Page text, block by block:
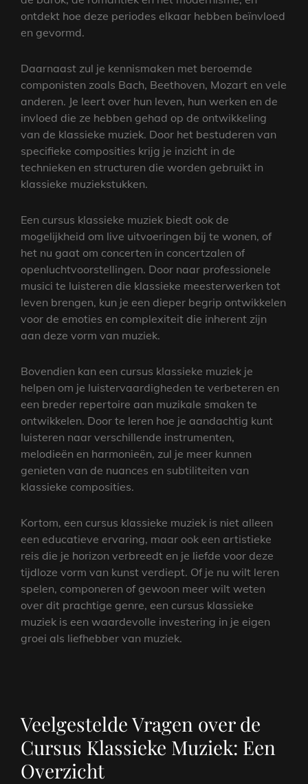
ontdekt hoe deze periodes elkaar hebben beïnvloed
en gevormd.
Daarnaast zul je kennismaken met beroemde
componisten zoals Bach, Beethoven, Mozart en vele
anderen. Je leert over hun leven, hun werken en de
invloed die ze hebben gehad op de ontwikkeling
van de klassieke muziek. Door het bestuderen van
specifieke composities krijg je inzicht in de
technieken en structuren die worden gebruikt in
klassieke muziekstukken.
Een cursus klassieke muziek biedt ook de
mogelijkheid om live uitvoeringen bij te wonen, of
het nu gaat om concerten in concertzalen of
openluchtvoorstellingen. Door naar professionele
musici te luisteren die klassieke meesterwerken tot
leven brengen, kun je een dieper begrip ontwikkelen
voor de emoties en complexiteit die inherent zijn
aan deze vorm van muziek.
Bovendien kan een cursus klassieke muziek je
helpen om je luistervaardigheden te verbeteren en
een breder repertoire aan muzikale smaken te
ontwikkelen. Door te leren hoe je aandachtig kunt
luisteren naar verschillende instrumenten,
melodieën en harmonieën, zul je meer kunnen
genieten van de nuances en subtiliteiten van
klassieke composities.
Kortom, een cursus klassieke muziek is niet alleen
een educatieve ervaring, maar ook een artistieke
reis die je horizon verbreedt en je liefde voor deze
tijdloze vorm van kunst verdiept. Of je nu wilt leren
spelen, componeren of gewoon meer wilt weten
over dit prachtige genre, een cursus klassieke
muziek is een waardevolle investering in je eigen
groei als liefhebber van muziek.
Veelgestelde Vragen over de
Cursus Klassieke Muziek: Een
Overzicht